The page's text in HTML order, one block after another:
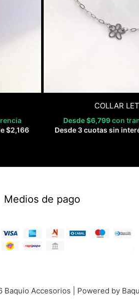
$2,166
COLLAR
Desde$6,799con
Desde 3 cuotas sin
Medios de pago
Accesorios | Powered by